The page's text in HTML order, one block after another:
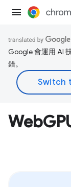
Google 會運用 AI
錯。